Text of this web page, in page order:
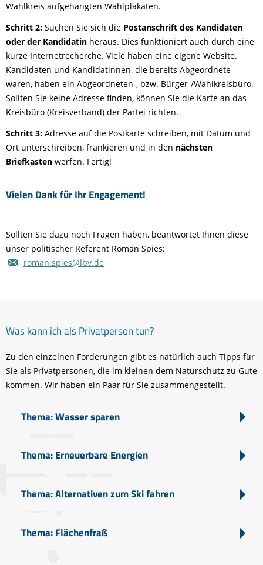
Wahlkreis aufgehängten Wahlplakaten.
Schritt 2: Suchen Sie sich die Postanschrift des Kandidaten
oder der Kandidatin heraus. Dies funktioniert auch durch eine
kurze Internetrecherche. Viele haben eine eigene Website.
Kandidaten und Kandidatinnen, die bereits Abgeordnete
waren, haben ein Abgeordneten-, bzw. Bürger-/Wahlkreisbüro.
Sollten Sie keine Adresse finden, können Sie die Karte an das
Kreisbüro (Kreisverband) der Partei richten.
Schritt 3: Adresse auf die Postkarte schreiben, mit Datum und
Ort unterschreiben, frankieren und in den nächsten
Briefkasten werfen. Fertig!
Vielen Dank für Ihr Engagement!
Sollten Sie dazu noch Fragen haben, beantwortet Ihnen diese
unser politischer Referent Roman Spies:
roman.spies@lbv.de
Was kann ich als Privatperson tun?
Zu den einzelnen Forderungen gibt es natürlich auch Tipps für
Sie als Privatpersonen, die im kleinen dem Naturschutz zu Gute
kommen. Wir haben ein Paar für Sie zusammengestellt.
Thema: Wasser sparen
Thema: Erneuerbare Energien
Thema: Alternativen zum Ski fahren
Thema: Flächenfraß